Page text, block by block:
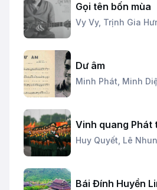
Gọi tên bốn mùa
Vy Vy, Trịnh Gia
Dư âm
Minh Phát, Minh
Vinh quang Phát
nhân dân
Huy Quyết, Lê
Bái Đính Huyền